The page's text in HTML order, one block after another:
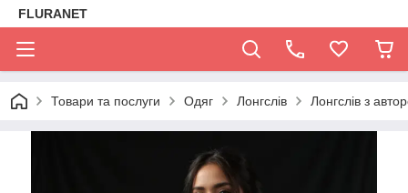
FLURANET
Товари та послуги Одяг Лонгслів Лонгслів з